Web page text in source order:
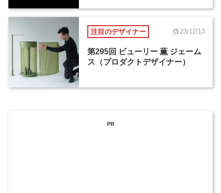
注目のデザイナー 23/12/13
第295回 ビューリー 薫 ジェーム
ス（プロダクトデザイナー）
PR